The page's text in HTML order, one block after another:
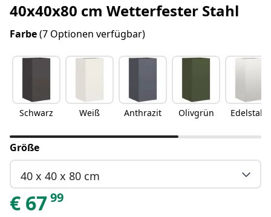
40x40x80 cm Wetterfester Stahl
Farbe(7 Optionen verfügbar)
Schwarz Weiß Anthrazit Olivgrün Edelstahl
Größe
40 x 40 x 80 cm
€ 6799